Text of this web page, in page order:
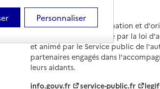
Portail national d'information et
et de leurs proches, créé par la loi
et animé par le Service public de
partenaires engagés dans
leurs aidants.
info.gouv.fr
service-public.fr
Personnaliser